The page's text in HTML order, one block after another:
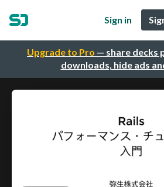
Upgrade to Pro — share decks
downloads, hide ads
Sign in